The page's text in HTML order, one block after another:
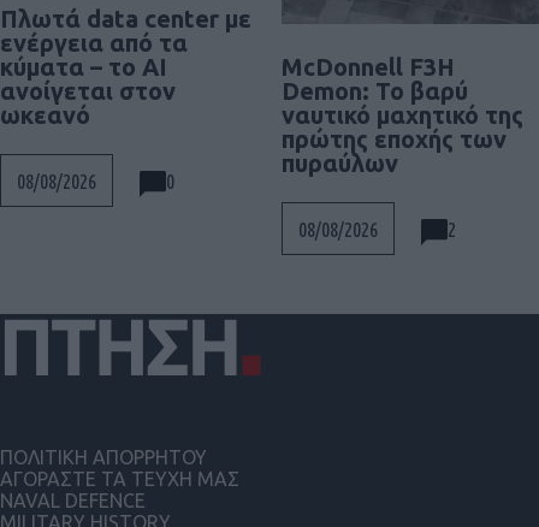
Πλωτά data center με
ενέργεια από τα
κύματα – το AI
ανοίγεται στον
ωκεανό
08/08/2026 0
McDonnell F3H
Demon: Το βαρύ
ναυτικό μαχητικό της
πρώτης εποχής των
πυραύλων
08/08/2026 2
ΠΟΛΙΤΙΚΗ ΑΠΟΡΡΗΤΟΥ
ΑΓΟΡΑΣΤΕ ΤΑ ΤΕΥΧΗ ΜΑΣ
NAVAL DEFENCE
MILITARY HISTORY